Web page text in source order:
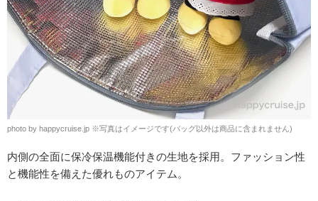
photo by happycruise.jp ※写真はイメージです(バッグ以外は商品に含まれません)
内側の全面に保冷保温機能付きの生地を採用。ファッション性
と機能性を備えた優れものアイテム。